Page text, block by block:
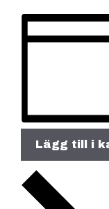
Lägg till i